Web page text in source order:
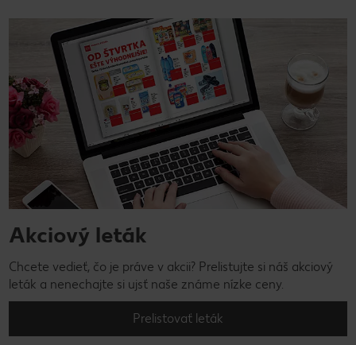
Akciový leták
Chcete vedieť, čo je práve v akcii? Prelistujte si náš akciový
leták a nenechajte si ujsť naše známe nízke ceny.
Prelistovať leták